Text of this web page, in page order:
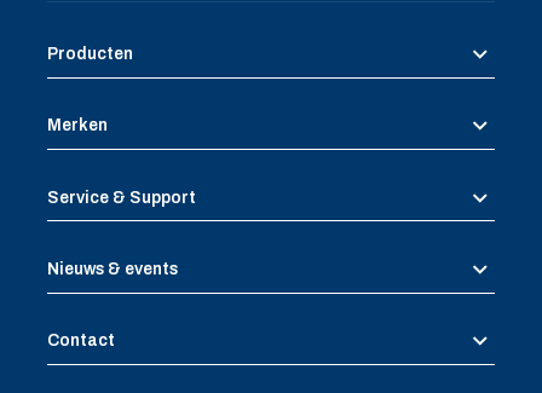
Producten
Merken
Service & Support
Nieuws & events
Contact